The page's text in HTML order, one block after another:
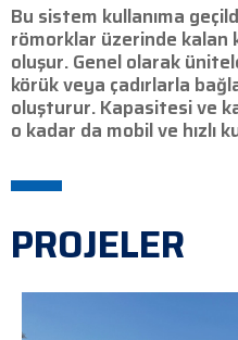
Bu sistem kullanıma
römorklar üzerinde
oluşur. Genel olarak
körük veya çadırlarla
oluşturur. Kapasitesi ve
o kadar da mobil ve hızlı
PROJELER